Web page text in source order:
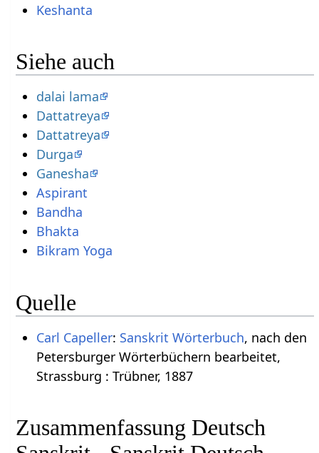
Keshanta
Siehe auch
dalai lama
Dattatreya
Dattatreya
Durga
Ganesha
Aspirant
Bandha
Bhakta
Bikram Yoga
Quelle
Carl Capeller: Sanskrit Wörterbuch, nach den
Petersburger Wörterbüchern bearbeitet,
Strassburg : Trübner, 1887
Zusammenfassung Deutsch